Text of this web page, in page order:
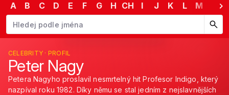
A B C D E F G H CH I J K L M
Začněte psát jméno. Šipkami dolů a nahoru procházejte návrhy,
CELEBRITY · PROFIL
Peter Nagy
Petera Nagyho proslavil nesmrtelný hit Profesor Indigo, který
nazpíval roku 1982. Díky němu se stal jedním z nejslavnějších